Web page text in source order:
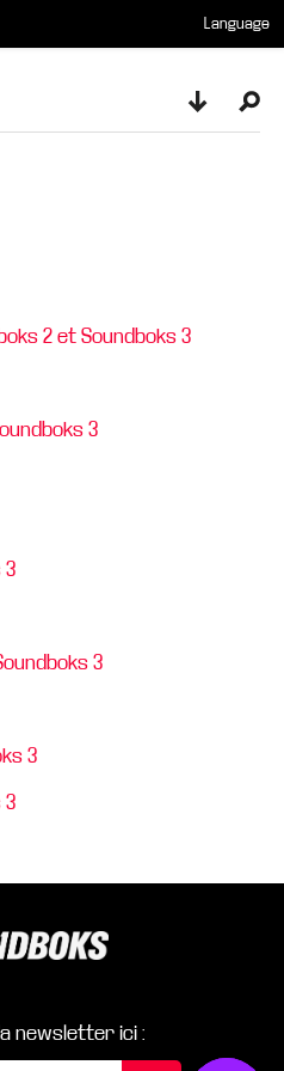
Language
Toggle
2 et Soundboks 3
3
3
3
3
3
newsletter ici :